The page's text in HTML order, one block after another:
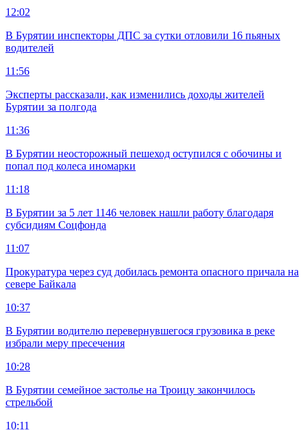
12:02
В Бурятии инспекторы ДПС за сутки отловили 16 пьяных
водителей
11:56
Эксперты рассказали, как изменились доходы жителей
Бурятии за полгода
11:36
В Бурятии неосторожный пешеход оступился с обочины и
попал под колеса иномарки
11:18
В Бурятии за 5 лет 1146 человек нашли работу благодаря
субсидиям Соцфонда
11:07
Прокуратура через суд добилась ремонта опасного причала на
севере Байкала
10:37
В Бурятии водителю перевернувшегося грузовика в реке
избрали меру пресечения
10:28
В Бурятии семейное застолье на Троицу закончилось
стрельбой
10:11